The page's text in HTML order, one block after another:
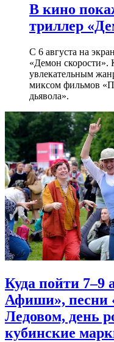
В кино
триллер
С 6 августа на
«Демон скорости».
увлекательным
миксом фильмов
дьявола».
Куда пойти 7–9
Афиши», песни
Ледовом, день
кубинские